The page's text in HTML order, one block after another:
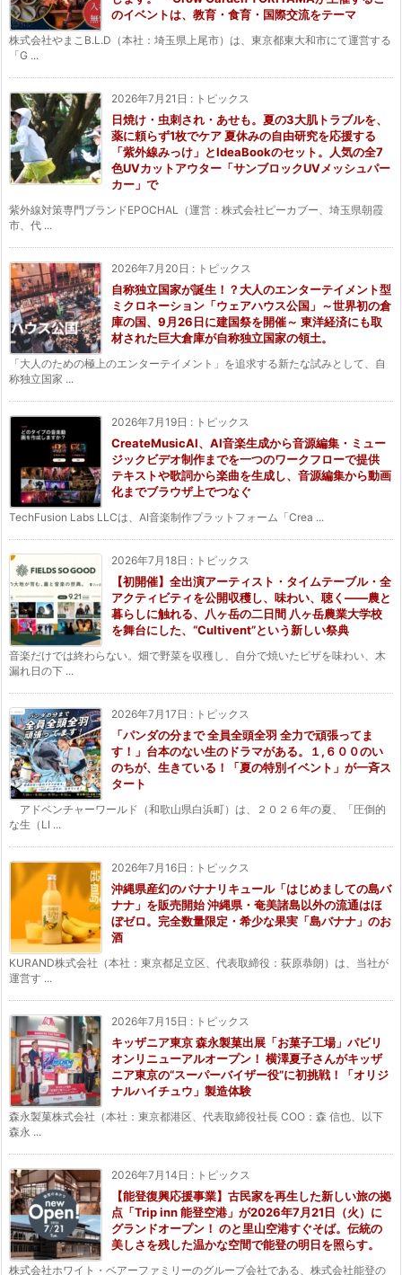
のイベントは、教育・食育・国際交流をテーマ
株式会社やまこB.L.D（本社：埼玉県上尾市）は、東京都東大和市にて運営する
「G ...
2026年7月21日 : トピックス
日焼け・虫刺され・あせも。夏の3大肌トラブルを、
薬に頼らず1枚でケア 夏休みの自由研究を応援する
「紫外線みっけ」とIdeaBookのセット。人気の全7
色UVカットアウター「サンブロックUVメッシュパー
カー」で
紫外線対策専門ブランドEPOCHAL（運営：株式会社ピーカブー、埼玉県朝霞
市、代 ...
2026年7月20日 : トピックス
自称独立国家が誕生！？大人のエンターテイメント型
ミクロネーション「ウェアハウス公国」～世界初の倉
庫の国、9月26日に建国祭を開催～ 東洋経済にも取
材された巨大倉庫が自称独立国家の領土。
「大人のための極上のエンターテイメント」を追求する新たな試みとして、自
称独立国家 ...
2026年7月19日 : トピックス
CreateMusicAI、AI音楽生成から音源編集・ミュー
ジックビデオ制作までを一つのワークフローで提供
テキストや歌詞から楽曲を生成し、音源編集から動画
化までブラウザ上でつなぐ
TechFusion Labs LLCは、AI音楽制作プラットフォーム「Crea ...
2026年7月18日 : トピックス
【初開催】全出演アーティスト・タイムテーブル・全
アクティビティを公開収穫し、味わい、聴く——農と
暮らしに触れる、八ヶ岳の二日間 八ヶ岳農業大学校
を舞台にした、“Cultivent”という新しい祭典
音楽だけでは終わらない。畑で野菜を収穫し、自分で焼いたピザを味わい、木
漏れ日の下 ...
2026年7月17日 : トピックス
「パンダの分まで 全員全頭全羽 全力で頑張ってま
す！」台本のない生のドラマがある。１,６００のい
のちが、生きている！「夏の特別イベント」が一斉ス
タート
アドベンチャーワールド（和歌山県白浜町）は、２０２６年の夏、「圧倒的
な生（LI ...
2026年7月16日 : トピックス
沖縄県産幻のバナナリキュール「はじめましての島バ
ナナ」を販売開始 沖縄県・奄美諸島以外の流通はほ
ぼゼロ。完全数量限定・希少な果実「島バナナ」のお
酒
KURAND株式会社（本社：東京都足立区、代表取締役：荻原恭朗）は、当社が
運営す ...
2026年7月15日 : トピックス
キッザニア東京 森永製菓出展「お菓子工場」パビリ
オンリニューアルオープン！ 横澤夏子さんがキッザ
ニア東京の“スーパーバイザー役”に初挑戦！「オリジ
ナルハイチュウ」製造体験
森永製菓株式会社（本社：東京都港区、代表取締役社長 COO：森 信也、以下
森永 ...
2026年7月14日 : トピックス
【能登復興応援事業】古民家を再生した新しい旅の拠
点「Trip inn 能登空港」が2026年7月21日（火）に
グランドオープン！ のと里山空港すぐそば。伝統の
美しさを残した温かな空間で能登の明日を照らす。
株式会社ホワイト・ベアーファミリーのグループ会社である、株式会社能登の